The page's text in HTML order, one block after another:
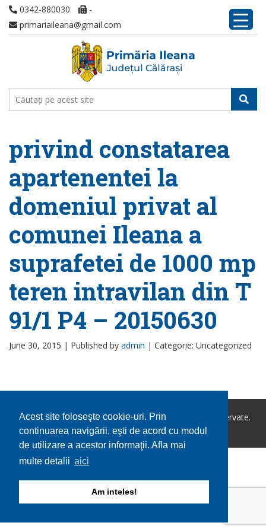
Acest site foloseşte cookie-uri. Prin
continuarea navigării, eşti de acord cu modul
de utilizare a acestor informaţii. Afla mai
multe detalii aici
Am inteles!
0342-880030
-
primariaileana@gmail.com
privind constatarea
apartenentei la
domeniul privat al
comunei Ileana a
suprafetei de 1000 mp
teren intravilan din T
91/1 P4 – 20150630
June 30, 2015 | Published by admin | Categorie: Uncategorized
Copyright © 2026 Comuna Ileana. Toate drepturile rezervate.
Utilizare cookie-uri
GDPR